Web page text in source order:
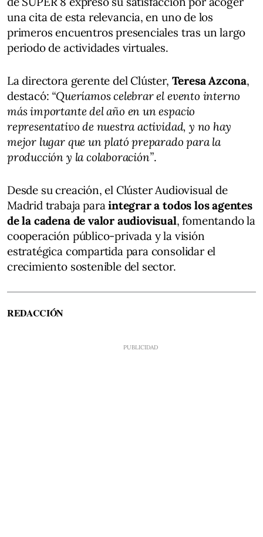
una cita de esta relevancia, en uno de los
primeros encuentros presenciales tras un largo
periodo de actividades virtuales.
La directora gerente del Clúster, Teresa Azcona,
destacó: “Queríamos celebrar el evento interno
más importante del año en un espacio
representativo de nuestra actividad, y no hay
mejor lugar que un plató preparado para la
producción y la colaboración”.
Desde su creación, el Clúster Audiovisual de
Madrid trabaja paraintegrar a todos los agentes
de la cadena de valor audiovisual, fomentando la
cooperación público-privada y la visión
estratégica compartida para consolidar el
crecimiento sostenible del sector.
REDACCIÓN